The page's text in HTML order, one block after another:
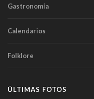
Gastronomía
Calendarios
Folklore
ÚLTIMAS FOTOS